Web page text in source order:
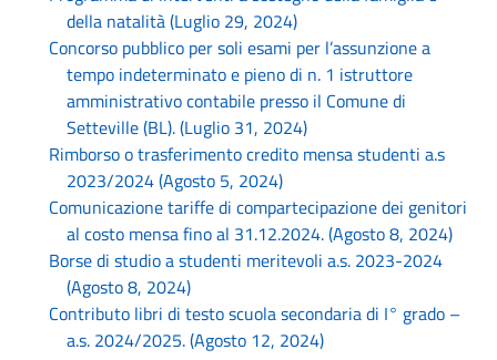
della natalità (Luglio 29, 2024)
Concorso pubblico per soli esami per l’assunzione a
tempo indeterminato e pieno di n. 1 istruttore
amministrativo contabile presso il Comune di
Setteville (BL). (Luglio 31, 2024)
Rimborso o trasferimento credito mensa studenti a.s
2023/2024 (Agosto 5, 2024)
Comunicazione tariffe di compartecipazione dei genitori
al costo mensa fino al 31.12.2024. (Agosto 8, 2024)
Borse di studio a studenti meritevoli a.s. 2023-2024
(Agosto 8, 2024)
Contributo libri di testo scuola secondaria di I° grado –
a.s. 2024/2025. (Agosto 12, 2024)